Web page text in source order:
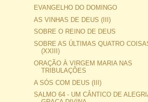
EVANGELHO DO DOMINGO
AS VINHAS DE DEUS (III)
SOBRE O REINO DE DEUS
SOBRE AS ÚLTIMAS QUATRO
(XXIII)
ORAÇÃO À VIRGEM MARIA NAS
TRIBULAÇÕES
A SÓS COM DEUS (III)
SALMO 64 - UM CÂNTICO DE